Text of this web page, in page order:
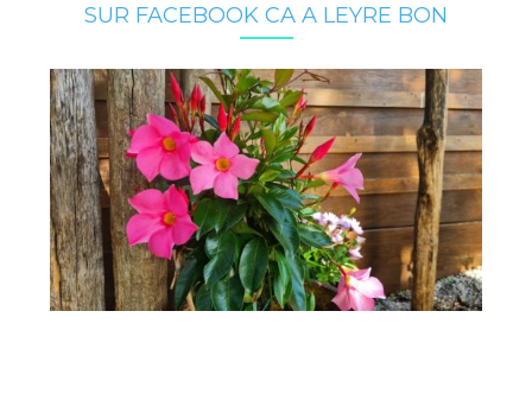
SUR FACEBOOK CA A LEYRE BON